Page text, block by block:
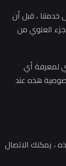
خدمتنا ، قبل أن
العلوي من
لمعرفة أي
هذه عند
، يمكنك الاتصال